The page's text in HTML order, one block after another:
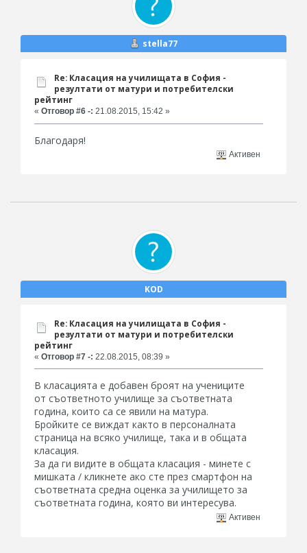
stella77
Re: Класация на училищата в София -
резултати от матури и потребителски
рейтинг
« Отговор #6 -: 21.08.2015, 15:42 »
Благодаря!
Активен
KOD
Re: Класация на училищата в София -
резултати от матури и потребителски
рейтинг
« Отговор #7 -: 22.08.2015, 08:39 »
В класацията е добавен броят на учениците
от съответното училище за съответната
година, които са се явили на матура.
Бройките се виждат както в персоналната
страница на всяко училище, така и в общата
класация.
За да ги видите в общата класация - минете с
мишката / кликнете ако сте през смартфон на
съответната средна оценка за училището за
съответната година, която ви интересува.
Активен